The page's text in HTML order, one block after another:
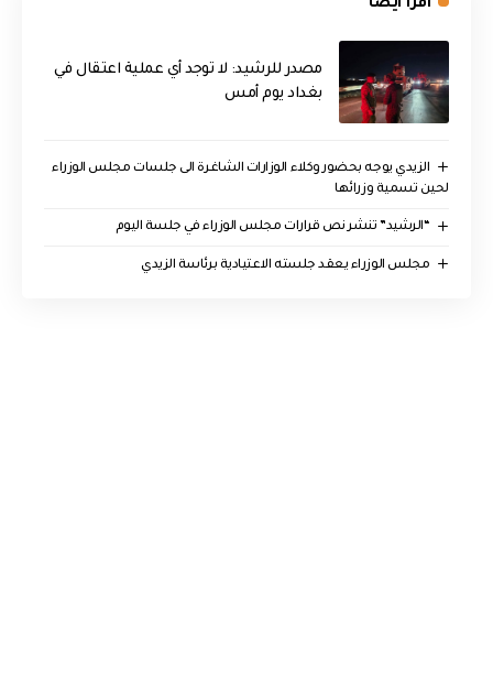
اقرأ ايضا
مصدر للرشيد: لا توجد أي عملية اعتقال في
بغداد يوم أمس
الزيدي يوجه بحضور وكلاء الوزارات الشاغرة الى جلسات مجلس الوزراء
لحين تسمية وزرائها
“الرشيد” تنشر نص قرارات مجلس الوزراء في جلسة اليوم
مجلس الوزراء يعقد جلسته الاعتيادية برئاسة الزيدي